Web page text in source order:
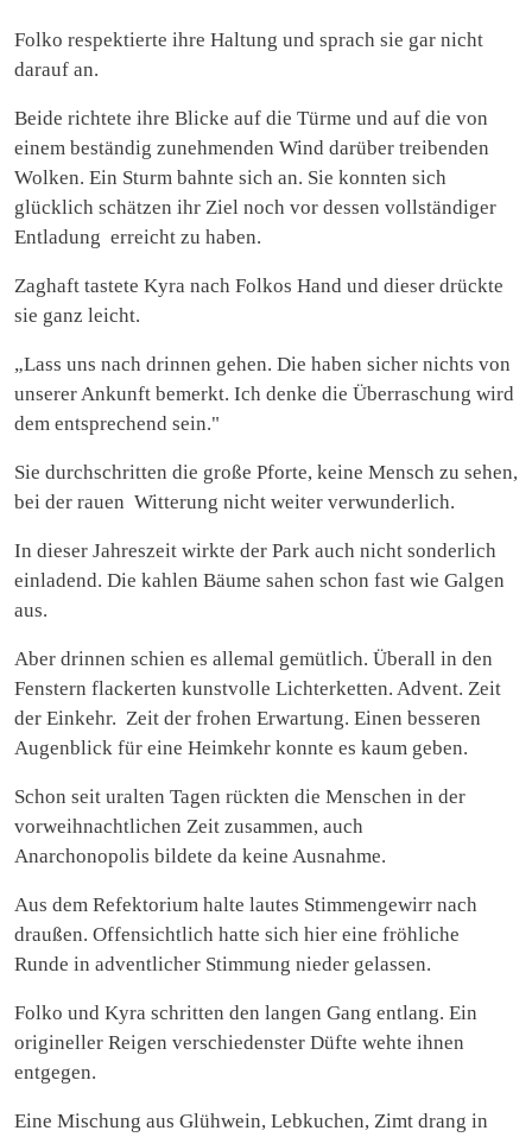
Folko respektierte ihre Haltung und sprach sie gar nicht
darauf an.
Beide richtete ihre Blicke auf die Türme und auf die von
einem beständig zunehmenden Wind darüber treibenden
Wolken. Ein Sturm bahnte sich an. Sie konnten sich
glücklich schätzen ihr Ziel noch vor dessen vollständiger
Entladung erreicht zu haben.
Zaghaft tastete Kyra nach Folkos Hand und dieser drückte
sie ganz leicht.
„Lass uns nach drinnen gehen. Die haben sicher nichts von
unserer Ankunft bemerkt. Ich denke die Überraschung wird
dem entsprechend sein."
Sie durchschritten die große Pforte, keine Mensch zu sehen,
bei der rauen Witterung nicht weiter verwunderlich.
In dieser Jahreszeit wirkte der Park auch nicht sonderlich
einladend. Die kahlen Bäume sahen schon fast wie Galgen
aus.
Aber drinnen schien es allemal gemütlich. Überall in den
Fenstern flackerten kunstvolle Lichterketten. Advent. Zeit
der Einkehr. Zeit der frohen Erwartung. Einen besseren
Augenblick für eine Heimkehr konnte es kaum geben.
Schon seit uralten Tagen rückten die Menschen in der
vorweihnachtlichen Zeit zusammen, auch
Anarchonopolis bildete da keine Ausnahme.
Aus dem Refektorium halte lautes Stimmengewirr nach
draußen. Offensichtlich hatte sich hier eine fröhliche
Runde in adventlicher Stimmung nieder gelassen.
Folko und Kyra schritten den langen Gang entlang. Ein
origineller Reigen verschiedenster Düfte wehte ihnen
entgegen.
Eine Mischung aus Glühwein, Lebkuchen, Zimt drang in